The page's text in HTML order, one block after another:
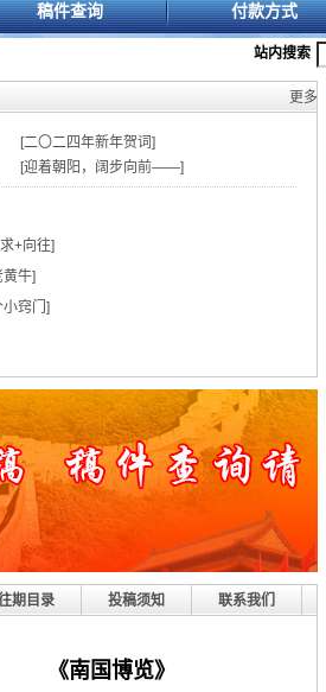
稿件查询 付款方式
站内搜索
更多>>
[二〇二四年新年贺词]
[迎着朝阳，阔步向前——]
+向往]
黄牛]
窍门 ]
期目录 投稿须知 联系我们
《南国博览》